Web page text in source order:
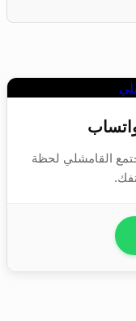
القامشلي لحظة